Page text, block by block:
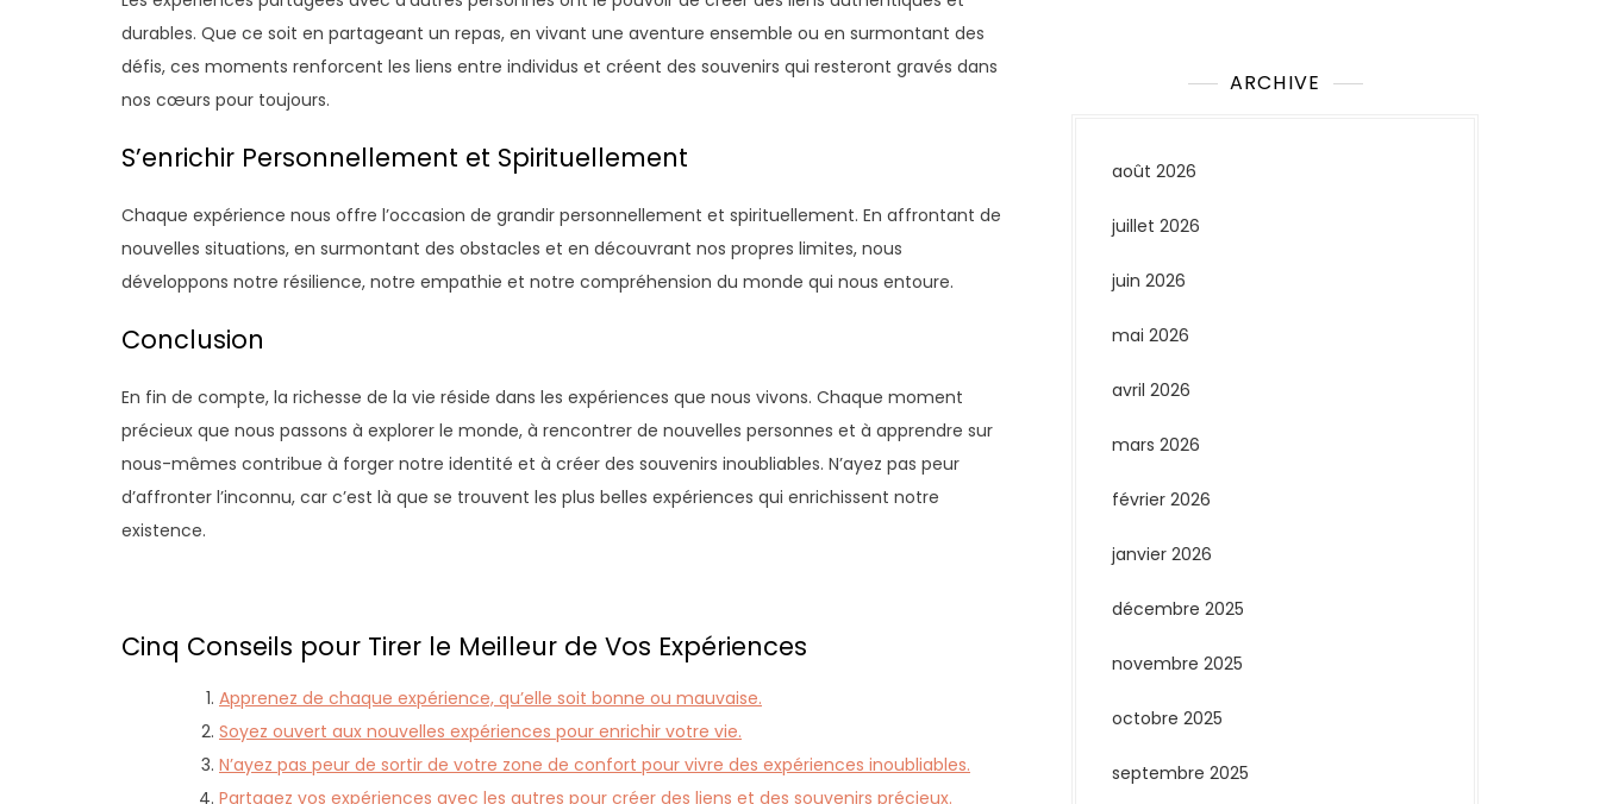
durables. Que ce soit en partageant un repas, en vivant une aventure ensemble ou en surmontant des
défis, ces moments renforcent les liens entre individus et créent des souvenirs qui resteront gravés dans
nos cœurs pour toujours.
S’enrichir Personnellement et Spirituellement
Chaque expérience nous offre l’occasion de grandir personnellement et spirituellement. En affrontant de
nouvelles situations, en surmontant des obstacles et en découvrant nos propres limites, nous
développons notre résilience, notre empathie et notre compréhension du monde qui nous entoure.
Conclusion
En fin de compte, la richesse de la vie réside dans les expériences que nous vivons. Chaque moment
précieux que nous passons à explorer le monde, à rencontrer de nouvelles personnes et à apprendre sur
nous-mêmes contribue à forger notre identité et à créer des souvenirs inoubliables. N’ayez pas peur
d’affronter l’inconnu, car c’est là que se trouvent les plus belles expériences qui enrichissent notre
existence.
Cinq Conseils pour Tirer le Meilleur de Vos Expériences
Apprenez de chaque expérience, qu’elle soit bonne ou mauvaise.
Soyez ouvert aux nouvelles expériences pour enrichir votre vie.
N’ayez pas peur de sortir de votre zone de confort pour vivre des expériences inoubliables.
Partagez vos expériences avec les autres pour créer des liens et des souvenirs précieux.
ARCHIVE
août 2026
juillet 2026
juin 2026
mai 2026
avril 2026
mars 2026
février 2026
janvier 2026
décembre 2025
novembre 2025
octobre 2025
septembre 2025